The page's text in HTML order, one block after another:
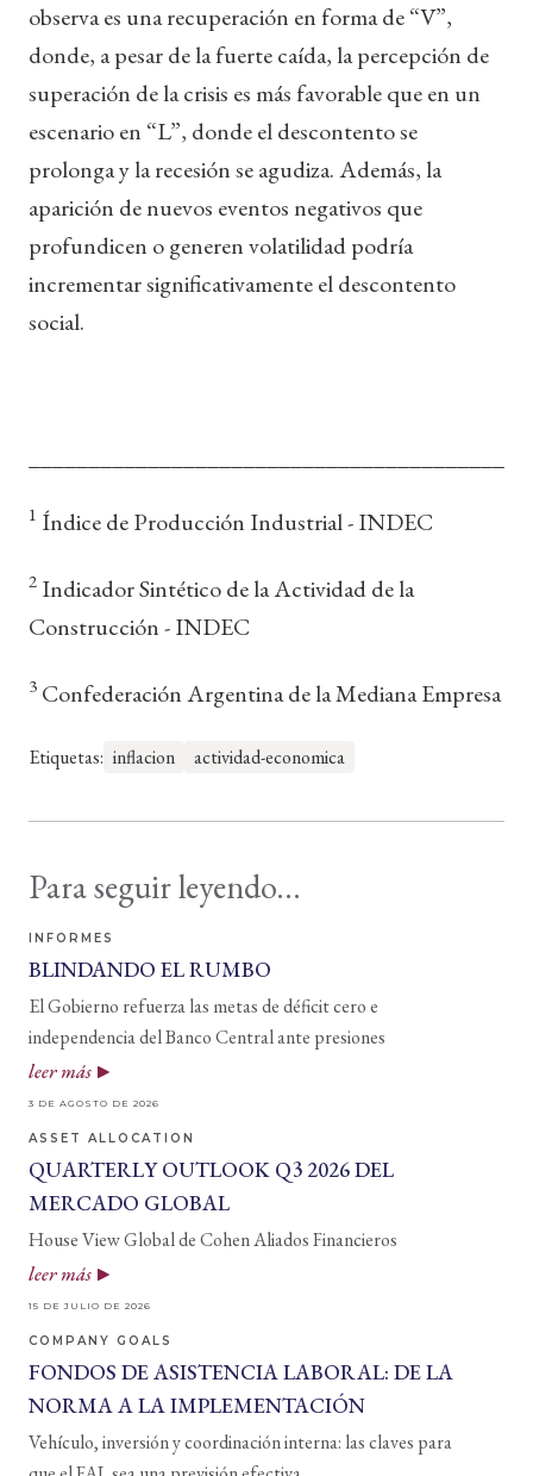
observa es una recuperación en forma de “V”,
donde, a pesar de la fuerte caída, la percepción de
superación de la crisis es más favorable que en un
escenario en “L”, donde el descontento se
prolonga y la recesión se agudiza. Además, la
aparición de nuevos eventos negativos que
profundicen o generen volatilidad podría
incrementar significativamente el descontento
social.
1 Índice de Producción Industrial - INDEC
2 Indicador Sintético de la Actividad de la
Construcción - INDEC
3 Confederación Argentina de la Mediana Empresa
Etiquetas: inflacion actividad-economica
Para seguir leyendo...
INFORMES
BLINDANDO EL RUMBO
El Gobierno refuerza las metas de déficit cero e
independencia del Banco Central ante presiones
leer más
3 DE AGOSTO DE 2026
ASSET ALLOCATION
QUARTERLY OUTLOOK Q3 2026 DEL
MERCADO GLOBAL
House View Global de Cohen Aliados Financieros
leer más
15 DE JULIO DE 2026
COMPANY GOALS
FONDOS DE ASISTENCIA LABORAL: DE LA
NORMA A LA IMPLEMENTACIÓN
Vehículo, inversión y coordinación interna: las claves para